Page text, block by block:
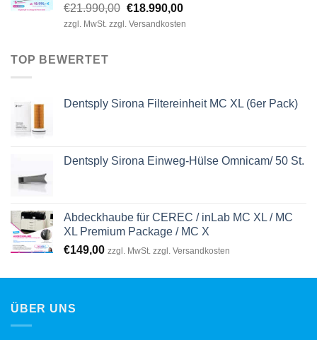
€21.990,00 Ursprünglicher
Preis
€18.990,00Aktueller
Preis
zzgl. MwSt. zzgl. Versandkosten
TOP BEWERTET
Dentsply Sirona Filtereinheit MC XL (6er Pack)
Dentsply Sirona Einweg-Hülse Omnicam/ 50 St.
Abdeckhaube für CEREC / inLab MC XL / MC
XL Premium Package / MC X
€149,00 zzgl. MwSt. zzgl. Versandkosten
ÜBER UNS